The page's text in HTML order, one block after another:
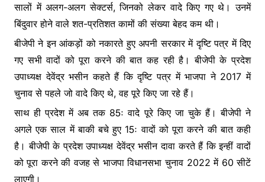
सालों में अलग-अलग सेक्टर्स, जिनको लेकर वादे किए गए थे। उनमें
बिंदुवार होने वाले शत-प्रतिशत कामों की संख्या बेहद कम थी।
बीजेपी ने इन आंकड़ों को नकारते हुए अपनी सरकार में दृष्टि पत्र में दिए
गए सभी वादों को पूरा करने की बात कह रही है। बीजेपी के प्रदेश
उपाध्यक्ष देवेंद्र भसीन कहते हैं कि दृष्टि पत्र में भाजपा ने 2017 में
चुनाव से पहले जो वादे किए थे, वह पूरे किए जा रहे हैं।
साथ ही प्रदेश में अब तक 85ः वादे पूरे किए जा चुके हैं। बीजेपी ने
अगले एक साल में बाकी बचे हुए 15ः वादों को पूरा करने की बात कही
है। बीजेपी के प्रदेश उपाध्यक्ष देवेंद्र भसीन दावा करते हैं कि इन्हीं वादों
को पूरा करने की वजह से भाजपा विधानसभा चुनाव 2022 में 60 सीटें
लाएगी।